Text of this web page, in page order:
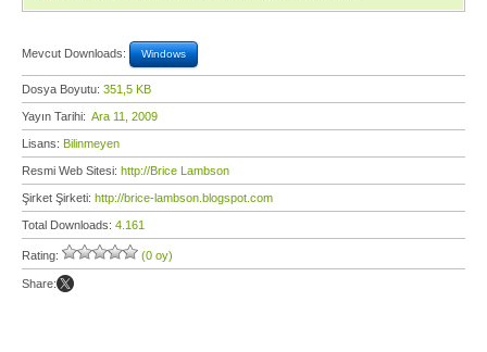
Mevcut Downloads: Windows
Dosya Boyutu: 351,5 KB
Yayın Tarihi: Ara 11, 2009
Lisans: Bilinmeyen
Resmi Web Sitesi: http://Brice Lambson
Şirket Şirketi: http://brice-lambson.blogspot.com
Total Downloads: 4.161
Rating: (0 oy)
Share: